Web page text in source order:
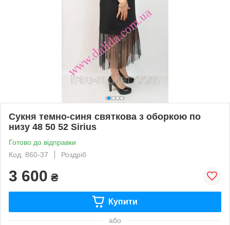
Сукня темно-синя святкова з оборкою по
низу 48 50 52 Sirius
Готово до відправки
Код: 860-37
Роздріб
3 600 ₴
Купити
або